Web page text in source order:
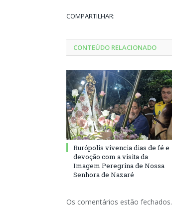
COMPARTILHAR:
CONTEÚDO RELACIONADO
Rurópolis vivencia dias de fé e
devoção com a visita da
Imagem Peregrina de Nossa
Senhora de Nazaré
Os comentários estão fechados.